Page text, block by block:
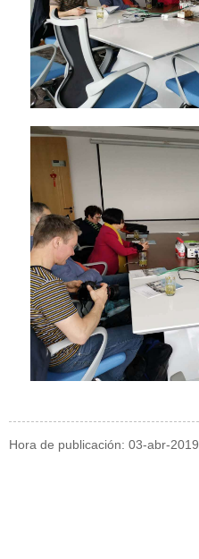
Hora de publicación: 03-abr-2019